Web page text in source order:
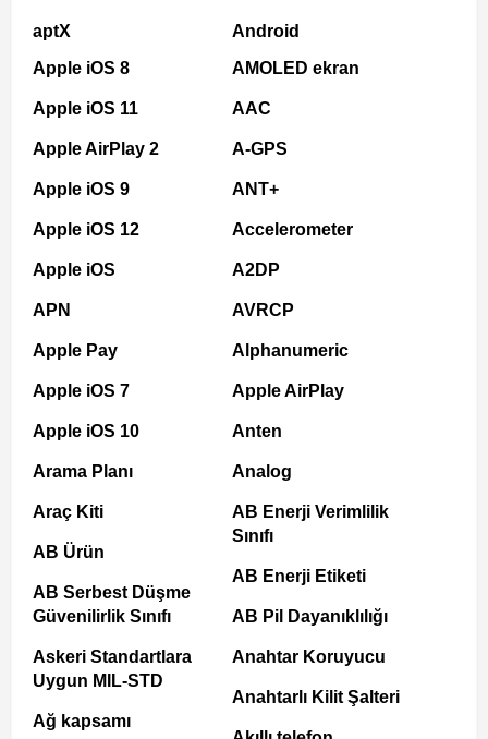
aptX
Apple iOS 8
Apple iOS 11
Apple AirPlay 2
Apple iOS 9
Apple iOS 12
Apple iOS
APN
Apple Pay
Apple iOS 7
Apple iOS 10
Arama Planı
Araç Kiti
AB Ürün
AB Serbest Düşme
Güvenilirlik Sınıfı
Askeri Standartlara
Uygun MIL-STD
Ağ kapsamı
Android
AMOLED ekran
AAC
A-GPS
ANT+
Accelerometer
A2DP
AVRCP
Alphanumeric
Apple AirPlay
Anten
Analog
AB Enerji Verimlilik
Sınıfı
AB Enerji Etiketi
AB Pil Dayanıklılığı
Anahtar Koruyucu
Anahtarlı Kilit Şalteri